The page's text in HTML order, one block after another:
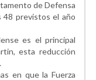
de Defensa
48 previstos el año
es el principal
esta reducción
en que la Fuerza